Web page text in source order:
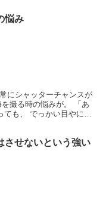
悩み
にシャッターチャンスが
撮る時の悩みが。 「あ
ても、 でっかい目やにが
させないという強い